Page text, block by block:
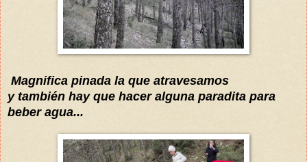
Magnifica pinada la que atravesamos
y también hay que hacer alguna paradita para
beber agua...